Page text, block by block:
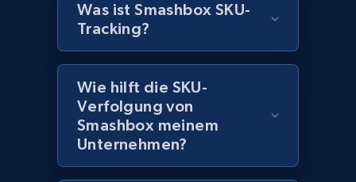
Best Buy products - Collect data on
products using specified keywords
1.1K+ 149+ Jetzt anfangen
Was ist Smashbox SKU-
Tracking?
Wie hilft die SKU-
Verfolgung von
Smashbox meinem
Unternehmen?